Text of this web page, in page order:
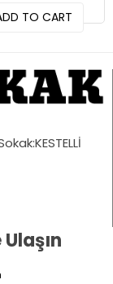
TO CART
Ulaşın